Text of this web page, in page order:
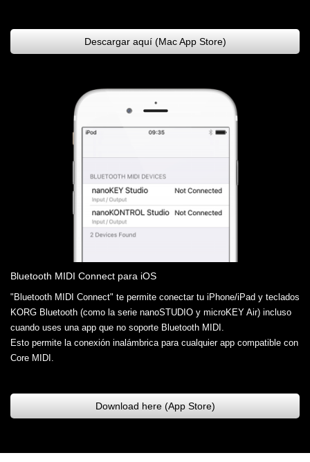
Descargar aquí (Mac App Store)
Bluetooth MIDI Connect para iOS
"Bluetooth MIDI Connect" te permite conectar tu iPhone/iPad y teclados
KORG Bluetooth (como la serie nanoSTUDIO y microKEY Air) incluso
cuando uses una app que no soporte Bluetooth MIDI.
Esto permite la conexión inalámbrica para cualquier app compatible con
Core MIDI.
Download here (App Store)